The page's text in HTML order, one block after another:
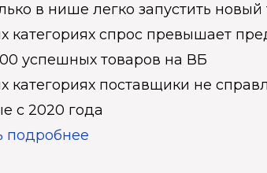
в нише легко запустить новый
категориях спрос превышает
успешных товаров на ВБ
категориях поставщики не
с 2020 года
подробнее